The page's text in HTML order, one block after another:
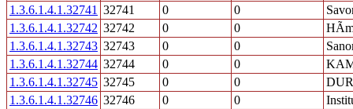
1.3.6.1.4.1.32741 32741 0 0
1.3.6.1.4.1.32742 32742 0 0
1.3.6.1.4.1.32743 32743 0 0
1.3.6.1.4.1.32744 32744 0 0
1.3.6.1.4.1.32745 32745 0 0
1.3.6.1.4.1.32746 32746 0 0